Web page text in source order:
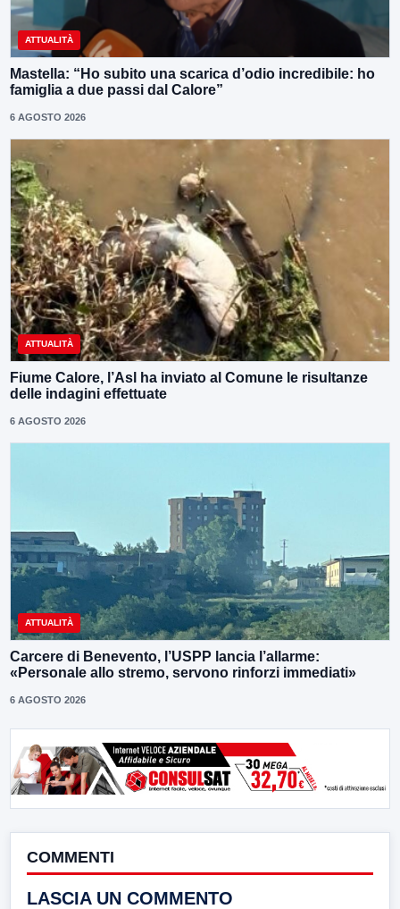
ATTUALITÀ
Mastella: “Ho subito una scarica d’odio incredibile: ho
famiglia a due passi dal Calore”
6 AGOSTO 2026
ATTUALITÀ
Fiume Calore, l’Asl ha inviato al Comune le risultanze
delle indagini effettuate
6 AGOSTO 2026
ATTUALITÀ
Carcere di Benevento, l’USPP lancia l’allarme:
«Personale allo stremo, servono rinforzi immediati»
6 AGOSTO 2026
COMMENTI
LASCIA UN COMMENTO